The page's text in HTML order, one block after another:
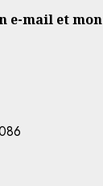
e-mail et